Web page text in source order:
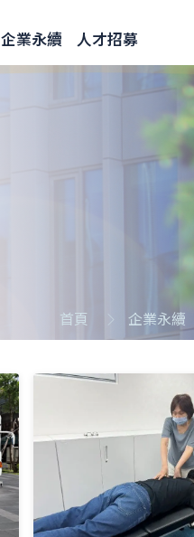
企業永續 人才招募
首頁 企業永續